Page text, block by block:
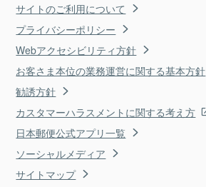
サイトのご利用について
プライバシーポリシー
Webアクセシビリティ方針
お客さま本位の業務運営に関する基本方針
勧誘方針
カスタマーハラスメントに関する考え方
日本郵便公式アプリ一覧
ソーシャルメディア
サイトマップ